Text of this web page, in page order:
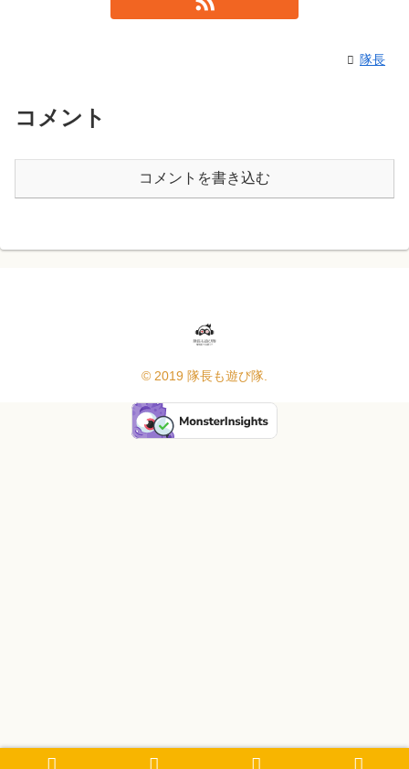
隊長
コメント
コメントを書き込む
© 2019 隊長も遊び隊.